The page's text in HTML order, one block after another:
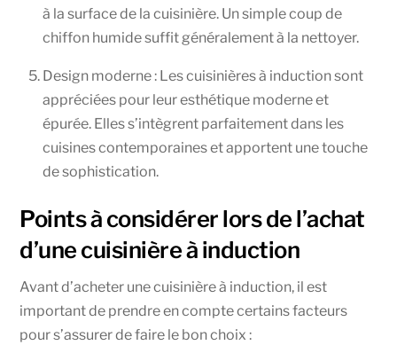
à la surface de la cuisinière. Un simple coup de
chiffon humide suffit généralement à la nettoyer.
Design moderne : Les cuisinières à induction sont
appréciées pour leur esthétique moderne et
épurée. Elles s’intègrent parfaitement dans les
cuisines contemporaines et apportent une touche
de sophistication.
Points à considérer lors de l’achat
d’une cuisinière à induction
Avant d’acheter une cuisinière à induction, il est
important de prendre en compte certains facteurs
pour s’assurer de faire le bon choix :